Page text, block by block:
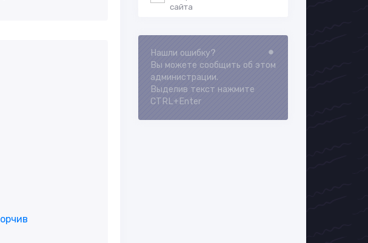
сайта
Loading...
Нашли ошибку?
Вы можете сообщить об этом
администрации.
Выделив текст нажмите
CTRL+Enter